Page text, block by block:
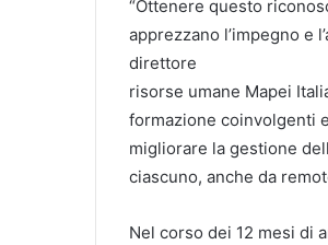
“Ottenere questo
apprezzano l’impegno e
direttore
risorse umane Mapei
formazione coinvolgenti
migliorare la gestione
ciascuno, anche da
Nel corso dei 12 mesi di